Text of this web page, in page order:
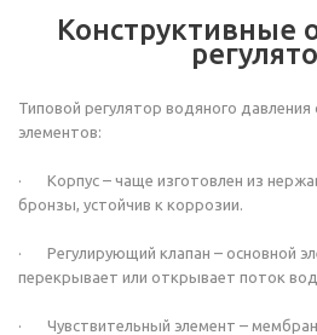
Конструктивные
Типовой регулятор водяного
элементов:
· Корпус – чаще изготовлен из
бронзы, устойчив к коррозии.
· Регулирующий клапан – основной
перекрывает или открывает поток
· Чувствительный элемент –